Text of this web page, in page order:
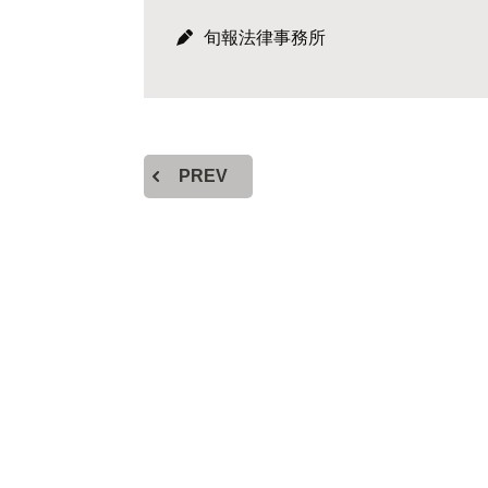
旬報法律事務所
PREV